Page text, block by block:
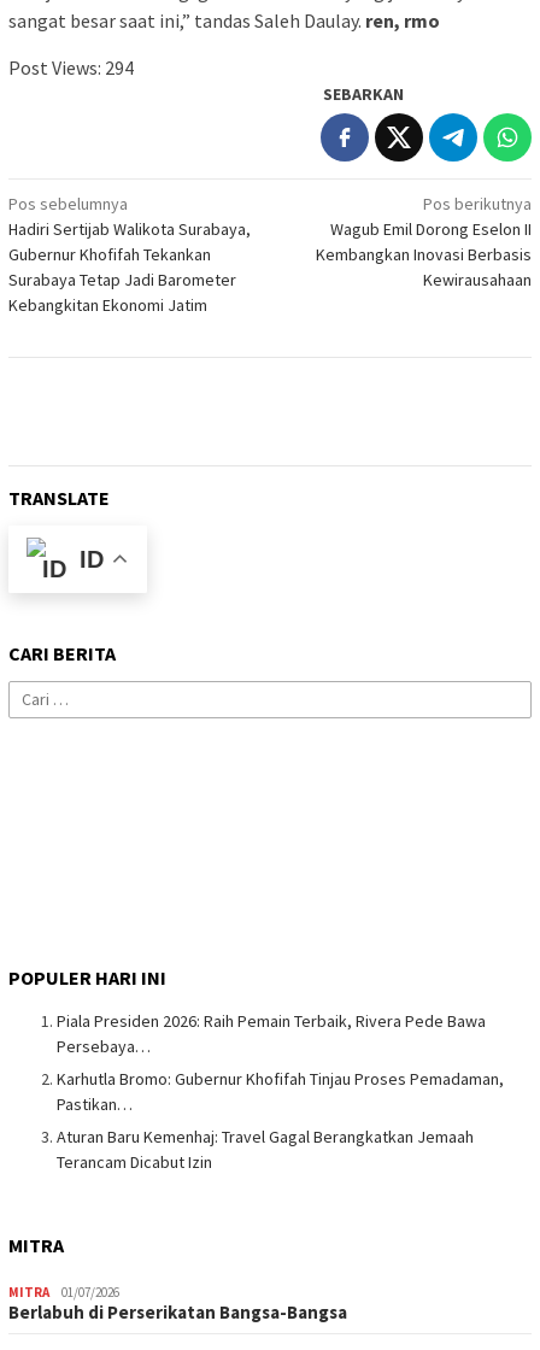
sangat besar saat ini,” tandas Saleh Daulay. ren, rmo
Post Views: 294
SEBARKAN
Navigasi
pos
Pos sebelumnya
Hadiri Sertijab Walikota Surabaya,
Gubernur Khofifah Tekankan
Surabaya Tetap Jadi Barometer
Kebangkitan Ekonomi Jatim
Pos berikutnya
Wagub Emil Dorong Eselon II
Kembangkan Inovasi Berbasis
Kewirausahaan
TRANSLATE
ID
CARI BERITA
Cari
untuk:
POPULER HARI INI
Piala Presiden 2026: Raih Pemain Terbaik, Rivera Pede Bawa
Persebaya…
Karhutla Bromo: Gubernur Khofifah Tinjau Proses Pemadaman,
Pastikan…
Aturan Baru Kemenhaj: Travel Gagal Berangkatkan Jemaah
Terancam Dicabut Izin
MITRA
MITRA 01/07/2026
Berlabuh di Perserikatan Bangsa-Bangsa